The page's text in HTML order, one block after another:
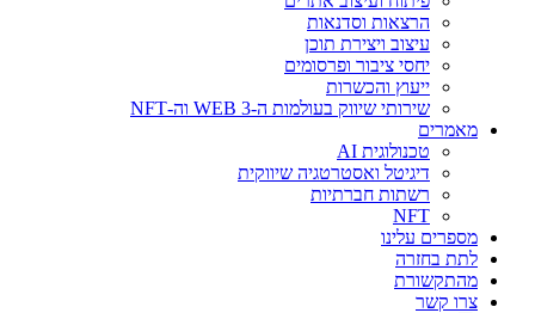
הרצאות וסדנאות
עיצוב ויצירת תוכן
יחסי ציבור ופרסומים
ייעוץ והכשרות
שירותי שיווק בעולמות ה-WEB 3 וה-NFT
מאמרים
טכנולוגית AI
דיגיטל ואסטרטגיה שיווקית
רשתות חברתיות
NFT
מספרים עלינו
לתת בחזרה
מהתקשורת
צרו קשר